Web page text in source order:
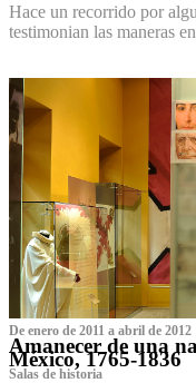
Hace un recorrido por
testimonian las maneras
De enero de 2011 a abril de 2012
Amanecer de una
México, 1765-1836
Salas de historia